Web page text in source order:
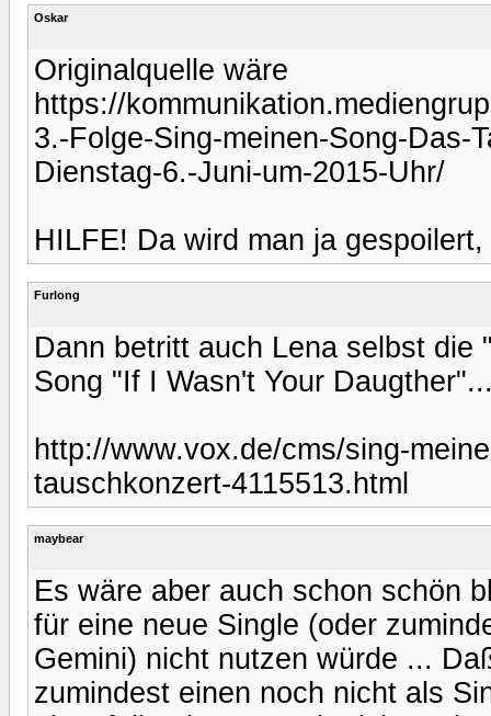
Oskar
Originalquelle wäre
https://
3.-Folge-Sing-meinen-Song-Das-
Dienstag-6.-Juni-um-2015-Uhr/
HILFE! Da wird man ja
Furlong
Dann betritt auch Lena selbst die
Song "If I Wasn't Your
http://www.vox.de/cms/sing-
tauschkonzert-4115513.html
maybear
Es wäre aber auch schon schön
für eine neue Single (oder
Gemini) nicht nutzen würde ...
zumindest einen noch nicht als